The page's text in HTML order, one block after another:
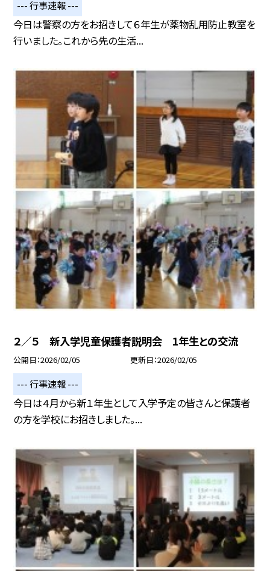
--- 行事速報 ---
今日は警察の方をお招きして６年生が薬物乱用防止教室を
行いました。これから先の生活...
２／５ 新入学児童保護者説明会 1年生との交流
公開日 2026/02/05 更新日 2026/02/05
--- 行事速報 ---
今日は４月から新１年生として入学予定の皆さんと保護者
の方を学校にお招きしました。...